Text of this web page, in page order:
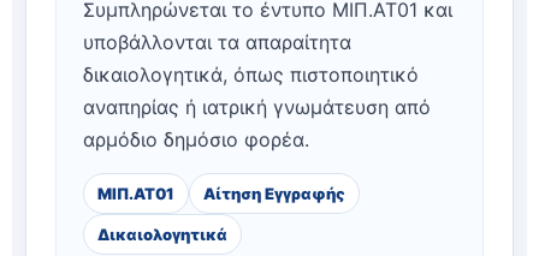
Συμπληρώνεται το έντυπο ΜΙΠ.ΑΤ01 και
υποβάλλονται τα απαραίτητα
δικαιολογητικά, όπως πιστοποιητικό
αναπηρίας ή ιατρική γνωμάτευση από
αρμόδιο δημόσιο φορέα.
ΜΙΠ.ΑΤ01 Αίτηση Εγγραφής
Δικαιολογητικά